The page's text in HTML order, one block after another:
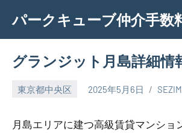
content
パークキューブ仲介手数
グランジット月島詳細情
東京都中央区 2025年5月6日
月島エリアに建つ高級賃貸マンショ